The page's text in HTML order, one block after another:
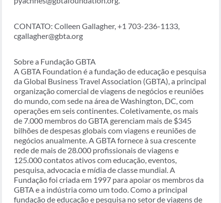
CONTATO: Colleen Gallagher, +1 703-236-1133,
cgallagher@gbta.org
Sobre a Fundação GBTA
A GBTA Foundation é a fundação de educação e pesquisa
da Global Business Travel Association (GBTA), a principal
organização comercial de viagens de negócios e reuniões
do mundo, com sede na área de Washington, DC, com
operações em seis continentes. Coletivamente, os mais
de 7.000 membros do GBTA gerenciam mais de $345
bilhões de despesas globais com viagens e reuniões de
negócios anualmente. A GBTA fornece à sua crescente
rede de mais de 28.000 profissionais de viagens e
125.000 contatos ativos com educação, eventos,
pesquisa, advocacia e mídia de classe mundial. A
Fundação foi criada em 1997 para apoiar os membros da
GBTA e a indústria como um todo. Como a principal
fundação de educação e pesquisa no setor de viagens de